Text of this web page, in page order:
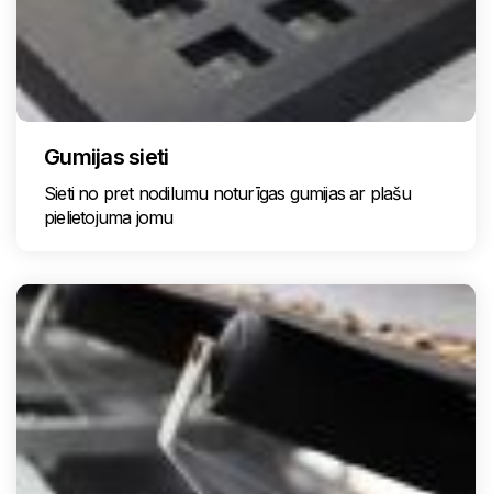
Gumijas sieti
Sieti no pret nodilumu noturīgas gumijas ar plašu
pielietojuma jomu